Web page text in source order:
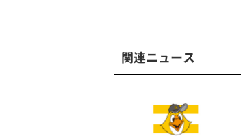
関連ニュース